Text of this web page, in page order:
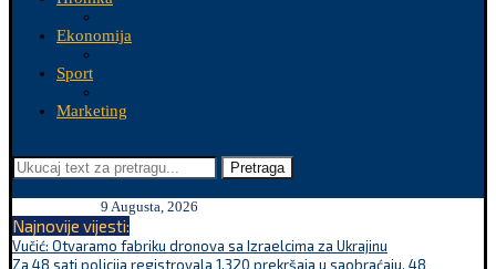
Ekonomija
Sport
Marketing
Pretraga
9 Augusta, 2026
Najnovije vijesti:
Vučić: Otvaramo fabriku dronova sa Izraelcima za Ukrajinu
Za 48 sati policija registrovala 1.320 prekršaja u saobraćaju, 48